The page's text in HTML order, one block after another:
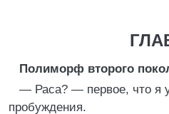
Полиморф второго
— Раса? — первое, что я
пробуждения.